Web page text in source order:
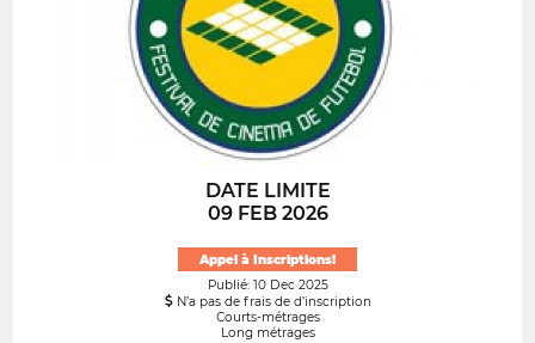
DATE LIMITE
09 FEB 2026
Appel à Inscriptions!
Publié: 10 Dec 2025
N’a pas de frais de d’inscription
Courts-métrages
Long métrages